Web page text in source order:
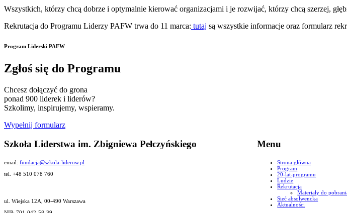
Wszystkich, którzy chcą dobrze i optymalnie kierować organizacjami i je rozwijać, którzy chcą szerzej,
Rekrutacja do Programu Liderzy PAFW trwa do 11 marca: tutaj są wszystkie informacje oraz formularz
Program Liderski PAFW
Zgłoś się do Programu
Chcesz dołączyć do grona
ponad 900 liderek i liderów?
Szkolimy, inspirujemy, wspieramy.
Wypełnij formularz
Szkoła Liderstwa im. Zbigniewa Pełczyńskiego
email: fundacja@szkola-liderow.pl
tel. +48 510 078 760
ul. Wiejska 12A, 00-490 Warszawa
Menu
Strona główna
Program
20-lat-programu
Ludzie
Rekrutacja
Materiały do
Sieć absolwencka
Aktualności